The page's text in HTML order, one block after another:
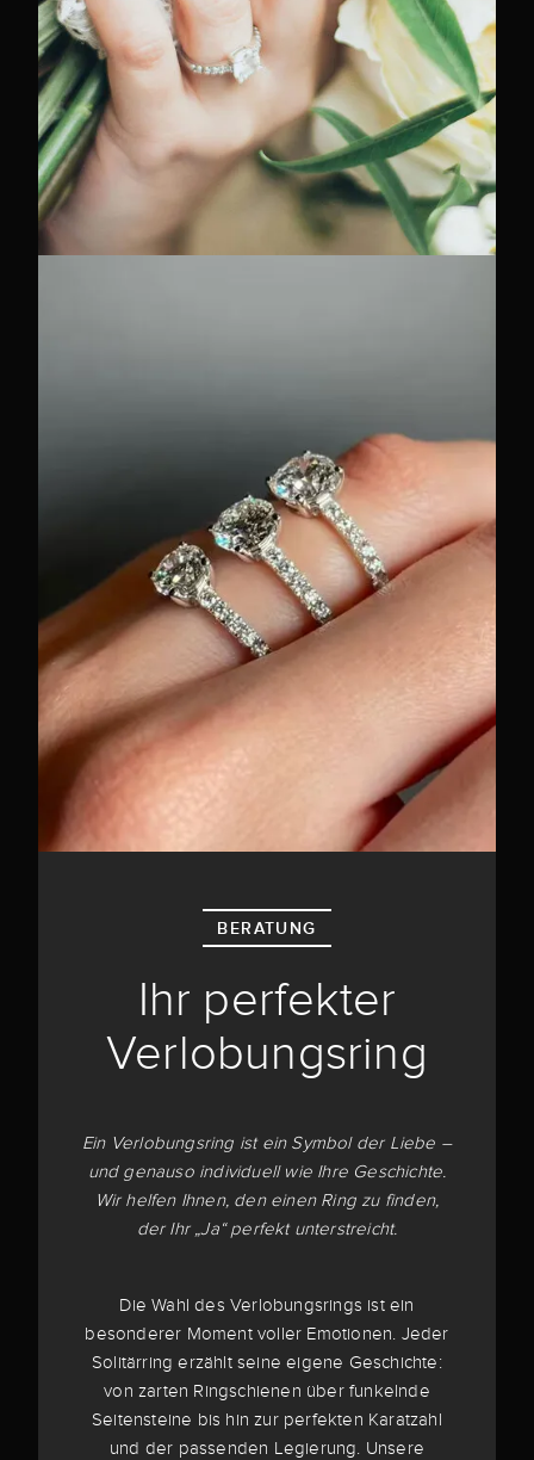
BERATUNG
Ihr perfekter
Verlobungsring
Ein Verlobungsring ist ein Symbol der Liebe –
und genauso individuell wie Ihre Geschichte.
Wir helfen Ihnen, den einen Ring zu finden,
der Ihr „Ja“ perfekt unterstreicht.
Die Wahl des Verlobungsrings ist ein
besonderer Moment voller Emotionen. Jeder
Solitärring erzählt seine eigene Geschichte:
von zarten Ringschienen über funkelnde
Seitensteine bis hin zur perfekten Karatzahl
und der passenden Legierung. Unsere